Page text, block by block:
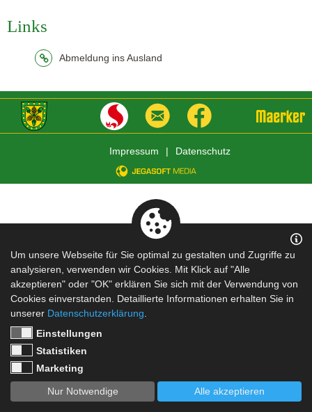
Links
Abmeldung ins Ausland
Impressum | Datenschutz
Um unsere Webseite für Sie optimal zu gestalten und Zugriffe zu
analysieren, verwenden wir Cookies. Mit Klick auf "Alle
akzeptieren" oder "OK" erklären Sie sich mit der Verwendung von
Cookies einverstanden. Detaillierte Informationen erhalten Sie in
unserer Datenschutzerklärung
Einstellungen
Statistiken
Marketing
Nur Notwendige Alle akzeptieren